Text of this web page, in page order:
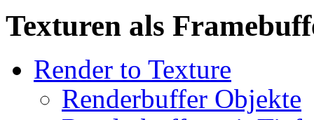
Texturen als
Render to Texture
Renderbuffer Objekte